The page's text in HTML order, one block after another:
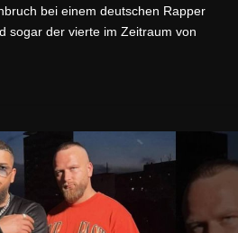
bei einem deutschen Rapper
sogar der vierte im Zeitraum von